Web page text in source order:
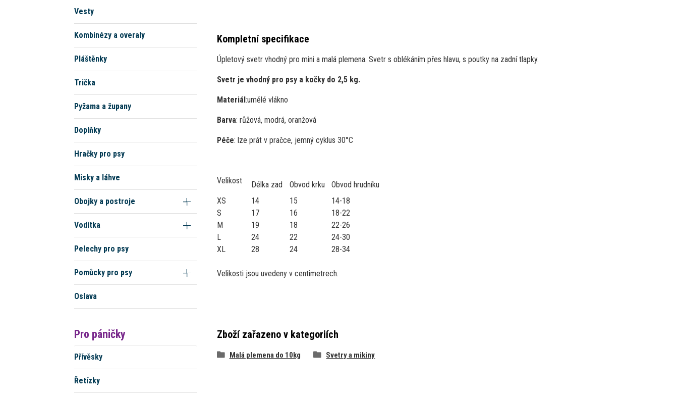
Vesty
Kombinézy a overaly
Pláštěnky
Trička
Pyžama a župany
Doplňky
Hračky pro psy
Misky a láhve
Obojky a postroje
Vodítka
Pelechy pro psy
Pomůcky pro psy
Oslava
Pro páničky
Přívěsky
Řetízky
Kompletní specifikace
Úpletový svetr vhodný pro mini a malá plemena. Svetr s oblékáním přes hlavu, s poutky na zadní tlapky.
Svetr je vhodný pro psy a kočky do 2,5 kg.
Materiál:umělé vlákno
Barva: růžová, modrá, oranžová
Péče: lze prát v pračce, jemný cyklus 30°C
Velikost Délka zad Obvod krku
Obvod hrudníku
XS
14 15
14-18
S
17 16
18-22
M
19 18
22-26
L
24 22
24-30
XL
28 24 28-34
Velikosti jsou uvedeny v centimetrech.
Zboží zařazeno v kategoriích
Malá plemena do 10kg Svetry a mikiny